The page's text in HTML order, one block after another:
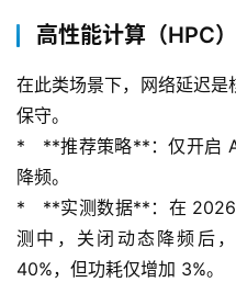
高性能计算（HPC
在此类场景下，网络延迟
保守。
*   **推荐策略**：仅开启
降频。
*   **实测数据**：在 2026
测中，关闭动态降频后
40%，但功耗仅增加 3%。